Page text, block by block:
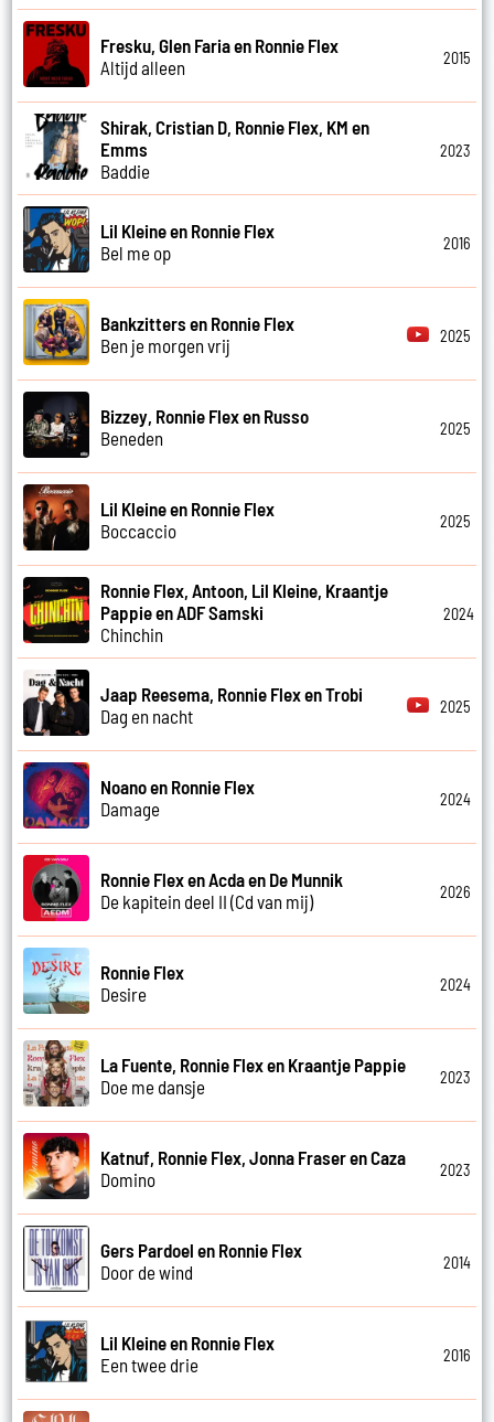
Fresku, Glen Faria en Ronnie Flex
Altijd alleen
2015
Shirak, Cristian D, Ronnie Flex, KM en
Emms
Baddie
2023
Lil Kleine en Ronnie Flex
Bel me op
2016
Bankzitters en Ronnie Flex
Ben je morgen vrij
2025
Bizzey, Ronnie Flex en Russo
Beneden
2025
Lil Kleine en Ronnie Flex
Boccaccio
2025
Ronnie Flex, Antoon, Lil Kleine, Kraantje
Pappie en ADF Samski
Chinchin
2024
Jaap Reesema, Ronnie Flex en Trobi
Dag en nacht
2025
Noano en Ronnie Flex
Damage
2024
Ronnie Flex en Acda en De Munnik
De kapitein deel II (Cd van mij)
2026
Ronnie Flex
Desire
2024
La Fuente, Ronnie Flex en Kraantje Pappie
Doe me dansje
2023
Katnuf, Ronnie Flex, Jonna Fraser en Caza
Domino
2023
Gers Pardoel en Ronnie Flex
Door de wind
2014
Lil Kleine en Ronnie Flex
Een twee drie
2016